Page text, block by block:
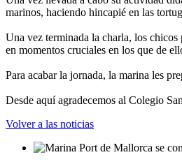
marinos, haciendo hincapié en las
Una vez terminada la charla, los chicos
en momentos cruciales en los que de
Para acabar la jornada, la marina les
Desde aquí agradecemos al Colegio
Volver a las noticias